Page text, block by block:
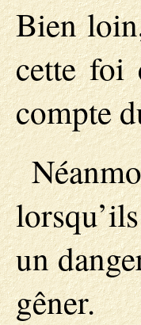
Bien
cette foi
compte
un
gêner.